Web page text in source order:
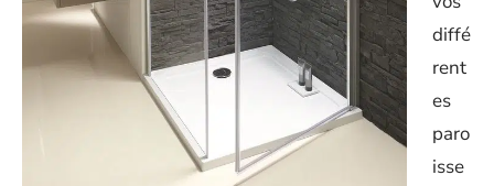
diffé
rent
es
paro
isse